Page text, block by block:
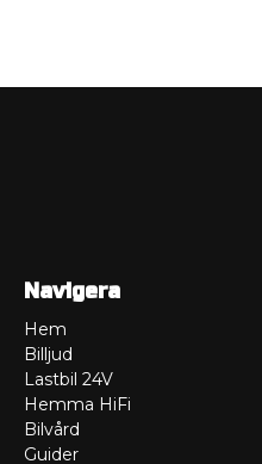
Navigera
Hem
Billjud
Lastbil 24V
Hemma HiFi
Bilvård
Guider